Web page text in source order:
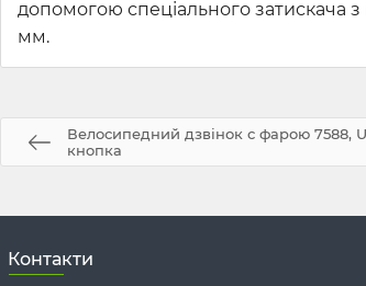
допомогою спеціального затискача
мм.
Велосипедний дзвінок с фарою 7588,
кнопка
Контакти